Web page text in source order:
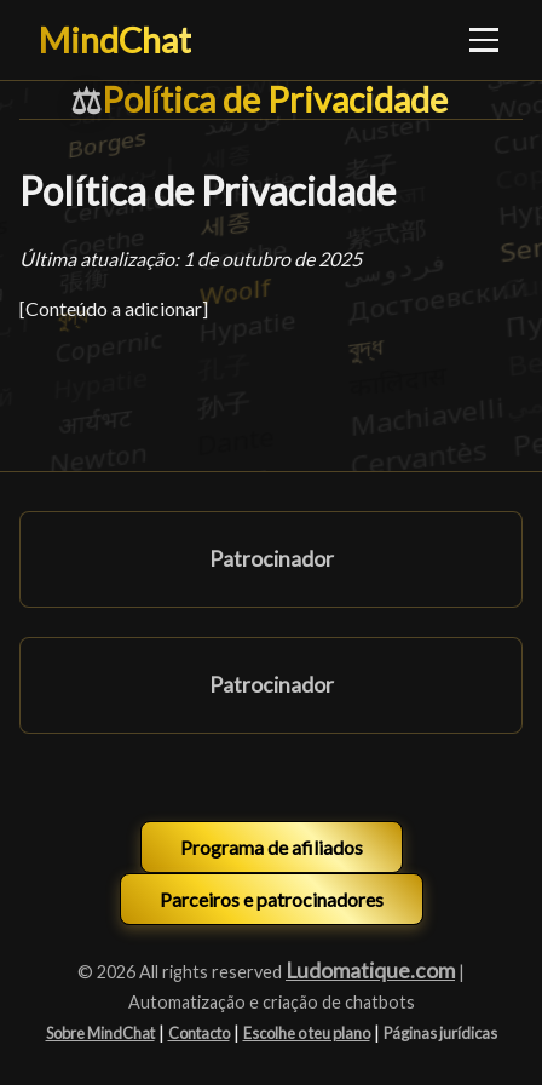
MindChat
⚖️Política de Privacidade
Política de Privacidade█
Política de Privacidade
Última atualização: 1 de outubro de 2025
[Conteúdo a adicionar]
Patrocinador
Patrocinador
Programa de afiliados
Parceiros e patrocinadores
© 2026 All rights reserved Ludomatique.com |
Automatização e criação de chatbots
Sobre MindChat | Contacto | Escolhe o teu plano | Páginas jurídicas